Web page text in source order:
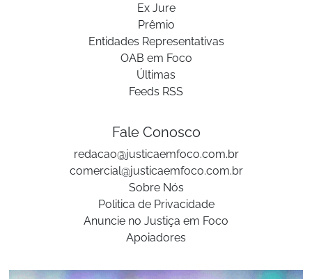
Ex Jure
Prêmio
Entidades Representativas
OAB em Foco
Últimas
Feeds RSS
Fale Conosco
redacao@justicaemfoco.com.br
comercial@justicaemfoco.com.br
Sobre Nós
Politica de Privacidade
Anuncie no Justiça em Foco
Apoiadores